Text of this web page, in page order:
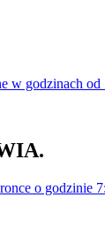
godzinach
o